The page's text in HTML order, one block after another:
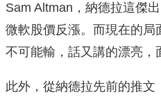
Sam Altman，納德拉這傑
微軟股價反漲。而現在的
不可能輸，話又講的漂亮，
此外，從納德拉先前的推文